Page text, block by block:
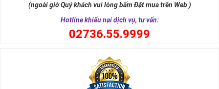
(ngoài giờ Quý khách vui lòng bấm Đặt mua trên Web )
Hotline khiếu nại dịch vụ, tư vấn:
02736.55.9999